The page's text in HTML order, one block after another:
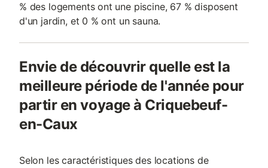
% des logements ont une piscine, 67 % disposent
d'un jardin, et 0 % ont un sauna.
Envie de découvrir quelle est la
meilleure période de l'année pour
partir en voyage à Criquebeuf-
en-Caux
Selon les caractéristiques des locations de